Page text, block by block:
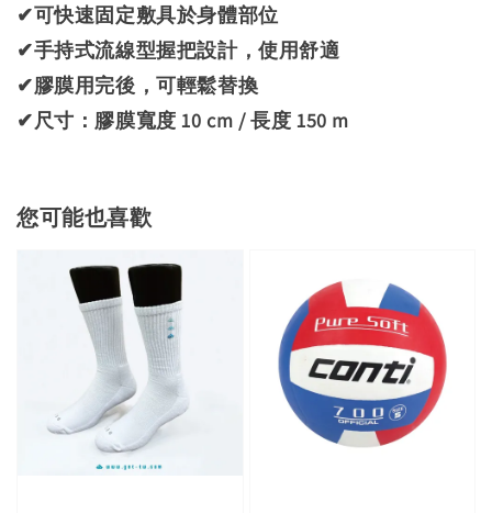
✔可快速固定敷具於身體部位
✔手持式流線型握把設計，使用舒適
✔膠膜用完後，可輕鬆替換
✔尺寸：膠膜寬度 10 cm / 長度 150 m
您可能也喜歡